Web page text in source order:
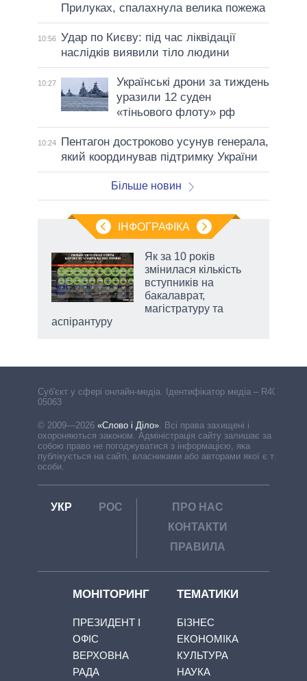
Прилуках, спалахнула велика пожежа
10:56 Удар по Києву: під час ліквідації
наслідків виявили тіло людини
10:27
Українські дрони за тиждень
уразили 12 суден
«тіньового флоту» рф
10:24
Пентагон достроково усунув генерала,
який координував підтримку України
Більше новин
ІНФОГРАФІКА
Як за 10 років
змінилася кількість
вступників на
бакалаврат,
магістратуру та
аспірантуру
Cуб'єкт у сфері онлайн-медіа. Ідентифікатор медіа – R40-
05063
© 2009—2026 «Слово і Діло» Всі права захищені і
охороняються законом. Адміністрація сайту залишає за
собою право не погоджуватися з інформацією, яка
публікується на сайті, власниками або авторами якої є треті
особи.
УКР РОС
ПРО НАС
КОНТАКТИ
ПРАВИЛА
МОНІТОРИНГ
ПРЕЗИДЕНТ І
ОФІС
ВЕРХОВНА
РАДА
ТЕМАТИКИ
БІЗНЕС
ЕКОНОМІКА
КУЛЬТУРА
НАУКА